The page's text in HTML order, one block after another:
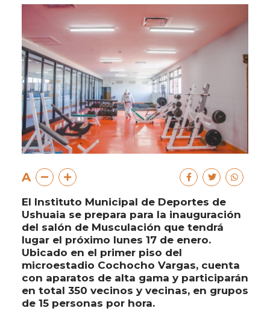
A
El Instituto Municipal de Deportes de
Ushuaia se prepara para la inauguración
del salón de Musculación que tendrá
lugar el próximo lunes 17 de enero.
Ubicado en el primer piso del
microestadio Cochocho Vargas, cuenta
con aparatos de alta gama y participarán
en total 350 vecinos y vecinas, en grupos
de 15 personas por hora.